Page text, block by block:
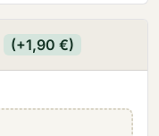
(+1,90 €)